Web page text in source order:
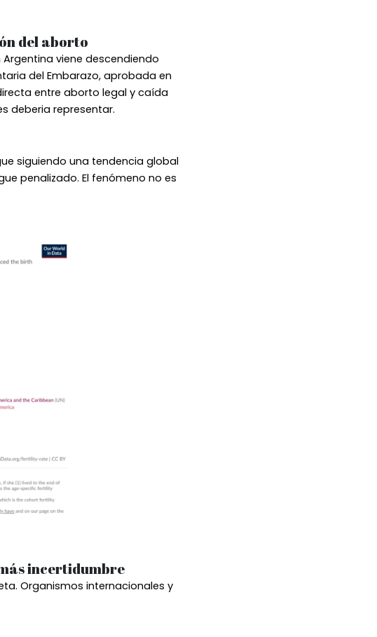
del aborto
viene descendiendo
del Embarazo, aprobada en
entre aborto legal y caída
deberia representar.
siguiendo una tendencia global
penalizado. El fenómeno no es
incertidumbre
Organismos internacionales y